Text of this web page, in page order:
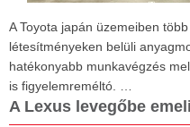
A Toyota japán üzemeiben
létesítményeken belüli
hatékonyabb munkavégzés
is figyelemreméltó. …
A Lexus levegőbe